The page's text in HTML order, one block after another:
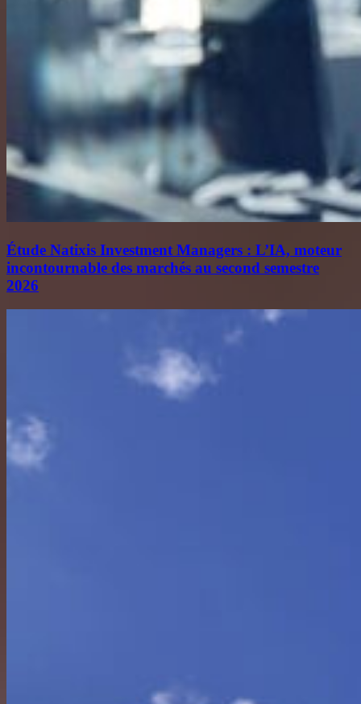
Étude Natixis Investment Managers : L’IA, moteur
incontournable des marchés au second semestre
2026